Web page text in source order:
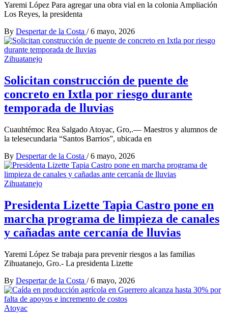
Yaremi López Para agregar una obra vial en la colonia Ampliación
Los Reyes, la presidenta
By Despertar de la Costa / 6 mayo, 2026
Zihuatanejo
Solicitan construcción de puente de
concreto en Ixtla por riesgo durante
temporada de lluvias
Cuauhtémoc Rea Salgado Atoyac, Gro,.— Maestros y alumnos de
la telesecundaria “Santos Barrios”, ubicada en
By Despertar de la Costa / 6 mayo, 2026
Zihuatanejo
Presidenta Lizette Tapia Castro pone en
marcha programa de limpieza de canales
y cañadas ante cercanía de lluvias
Yaremi López Se trabaja para prevenir riesgos a las familias
Zihuatanejo, Gro.- La presidenta Lizette
By Despertar de la Costa / 6 mayo, 2026
Atoyac